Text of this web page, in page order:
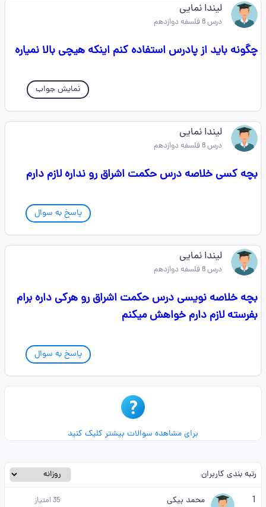
لیندا نمایی
درس 8 فلسفه دوازدهم
چگونه باید از پادرس استفاده کنم اینکه هیچی بالا نمیاره
نمایش جواب
لیندا نمایی
درس 8 فلسفه دوازدهم
بچه کسی خلاصه درس حکمت اشراق رو نداره لازم دارم
پاسخ به سوال
لیندا نمایی
درس 8 فلسفه دوازدهم
بچه خلاصه نویسی درس حکمت اشراق رو هرکی داره برام
بفرسته لازم دارم خواهش میکنم
پاسخ به سوال
برای مشاهده سوالات بیشتر کلیک کنید
رتبه بندی کاربران
1 محمد بیکی 35امتیاز